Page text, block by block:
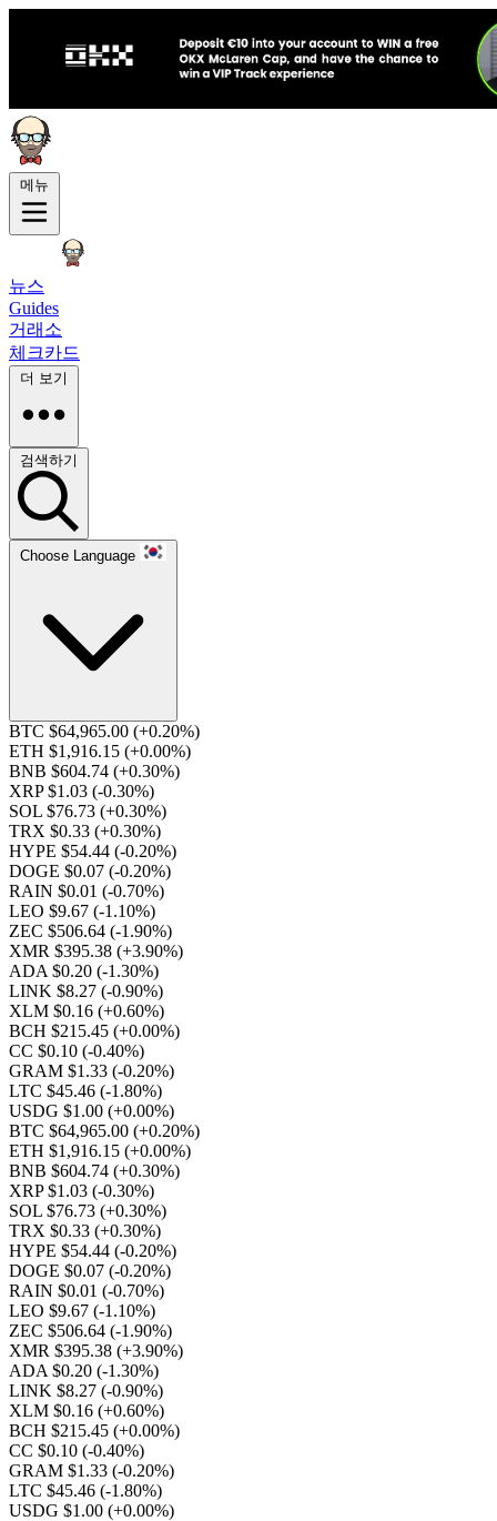
메뉴
뉴스
Guides
거래소
체크카드
더 보기
검색하기
Choose Language
BTC $64,965.00 (+0.20%)
ETH $1,916.15 (+0.00%)
BNB $604.74 (+0.30%)
XRP $1.03 (-0.30%)
SOL $76.73 (+0.30%)
TRX $0.33 (+0.30%)
HYPE $54.44 (-0.20%)
DOGE $0.07 (-0.20%)
RAIN $0.01 (-0.70%)
LEO $9.67 (-1.10%)
ZEC $506.64 (-1.90%)
XMR $395.38 (+3.90%)
ADA $0.20 (-1.30%)
LINK $8.27 (-0.90%)
XLM $0.16 (+0.60%)
BCH $215.45 (+0.00%)
CC $0.10 (-0.40%)
GRAM $1.33 (-0.20%)
LTC $45.46 (-1.80%)
USDG $1.00 (+0.00%)
BTC $64,965.00 (+0.20%)
ETH $1,916.15 (+0.00%)
BNB $604.74 (+0.30%)
XRP $1.03 (-0.30%)
SOL $76.73 (+0.30%)
TRX $0.33 (+0.30%)
HYPE $54.44 (-0.20%)
DOGE $0.07 (-0.20%)
RAIN $0.01 (-0.70%)
LEO $9.67 (-1.10%)
ZEC $506.64 (-1.90%)
XMR $395.38 (+3.90%)
ADA $0.20 (-1.30%)
LINK $8.27 (-0.90%)
XLM $0.16 (+0.60%)
BCH $215.45 (+0.00%)
CC $0.10 (-0.40%)
GRAM $1.33 (-0.20%)
LTC $45.46 (-1.80%)
USDG $1.00 (+0.00%)